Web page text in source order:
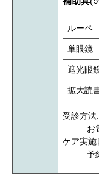
ルーペ
単眼鏡
遮光眼
拡大読
受診方法:
お
ケア実施
予